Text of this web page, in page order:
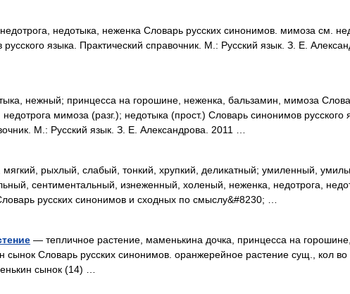
недотыка, неженка Словарь русских синонимов. мимоза см.
языка. Практический справочник. М.: Русский язык. З. Е.
нежный; принцесса на горошине, неженка, бальзамин, мимоза
мимоза (разг.); недотыка (прост.) Словарь синонимов русского
М.: Русский язык. З. Е. Александрова. 2011 …
рыхлый, слабый, тонкий, хрупкий, деликатный; умиленный,
сентиментальный, изнеженный, холеный, неженка, недотрога,
русских синонимов и сходных по смыслу&#8230; …
— тепличное растение, маменькина дочка, принцесса на горошине,
сынок Словарь русских синонимов. оранжерейное растение сущ., кол во
сынок (14) …